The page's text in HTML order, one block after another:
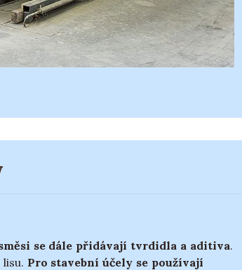
se dále přidávají tvrdidla a aditiva.
Pro stavební účely se používají